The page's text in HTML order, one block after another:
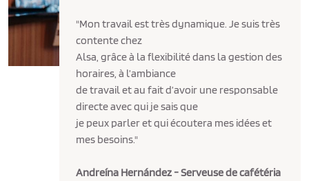
"Mon travail est très dynamique. Je suis très
contente chez
Alsa, grâce à la flexibilité dans la gestion des
horaires, à l’ambiance
de travail et au fait d’avoir une responsable
directe avec qui je sais que
je peux parler et qui écoutera mes idées et
mes besoins."
Andreína Hernández - Serveuse de cafétéria